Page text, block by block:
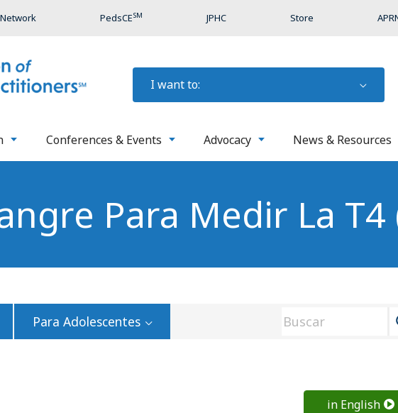
PedsCESM JPHC Store
I want to:
Conferences & Events Advocacy News & Resources
Para Medir La
Para Adolescentes
in English